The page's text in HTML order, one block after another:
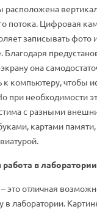
расположена
потока. Цифровая
записывать фото
Благодаря
она
компьютеру, чтобы
при необходимости
с разными
картами
в лаборатории
это отличная
в лаборатории.